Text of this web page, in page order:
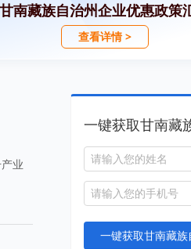
甘南藏族自治州企业优惠政策
查看详情 >
业
一键获取甘南藏